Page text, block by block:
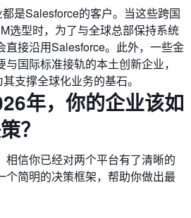
是Salesforce的客户。当这些跨国
选型时，为了与全球总部保持系统
直接沿用Salesforce。此外，一些金
国际标准接轨的本土创新企业，
支撑全球化业务的基石。
年，你的企业该如
？
相信你已经对两个平台有了清晰的
个简明的决策框架，帮助你做出最